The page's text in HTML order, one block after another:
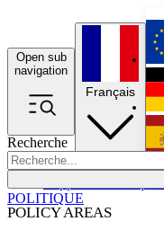
Open sub
navigation
Recherche
POLICY AREAS
Français
POLITIQUE